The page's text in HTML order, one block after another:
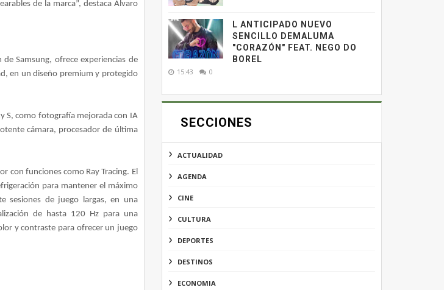
de la marca”, destaca Álvaro
Samsung, ofrece experiencias de
en un diseño premium y protegido
S, como fotografía mejorada con IA
cámara, procesador de última
con funciones como Ray Tracing. El
para mantener el máximo
sesiones de juego largas, en una
de hasta 120 Hz para una
y contraste para ofrecer un juego
L ANTICIPADO NUEVO
SENCILLO DEMALUMA
"CORAZÓN" FEAT. NEGO DO
BOREL
15:43 0
SECCIONES
ACTUALIDAD
AGENDA
CINE
CULTURA
DEPORTES
DESTINOS
ECONOMIA